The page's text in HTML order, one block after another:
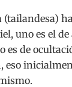
(tailandesa)
uno es el
es de
eso